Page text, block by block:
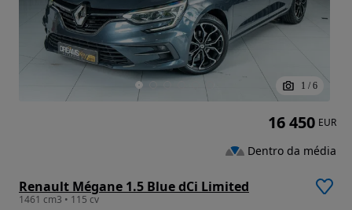
1 / 6
Renault Mégane 1.5 Blue dCi Limited
1461 cm3 • 115 cv
16 450 EUR
Dentro da média